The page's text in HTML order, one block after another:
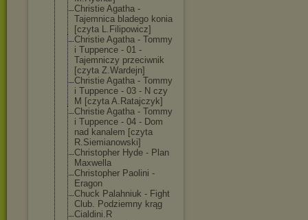
Christie Agatha -
Tajemnica bladego konia
[czyta L.Filipowicz]
Christie Agatha - Tommy
i Tuppence - 01 -
Tajemniczy przeciwnik
[czyta Z.Wardejn]
Christie Agatha - Tommy
i Tuppence - 03 - N czy
M [czyta A.Ratajczyk]
Christie Agatha - Tommy
i Tuppence - 04 - Dom
nad kanalem [czyta
R.Siemianowski]
Christopher Hyde - Plan
Maxwella
Christopher Paolini -
Eragon
Chuck Palahniuk - Fight
Club. Podziemny krąg
Cialdini.R